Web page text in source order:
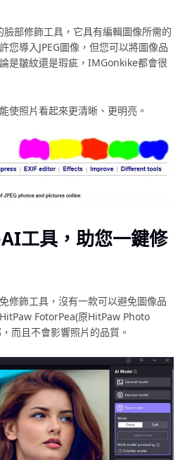
部修飾工具，它具有編輯圖像所需的
您導入JPEG圖像，但您可以將圖像品
是皺紋還是瑕疵，IMGonkike都會很
使照片看起來更清晰、更明亮。
工具，助您一鍵修
修飾工具，沒有一款可以避免圖像品
HitPaw FotorPea(原HitPaw Photo
而且不會影響照片的品質。